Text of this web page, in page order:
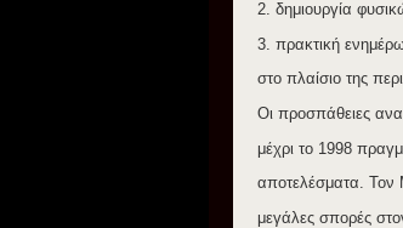
2. δημιουργία
3. πρακτική
στο πλαίσιο της
Οι προσπάθειες
μέχρι το 1998
αποτελέσματα. Τον
μεγάλες σπορές